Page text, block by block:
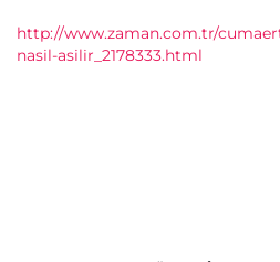
http://www.zaman.com.tr/
nasil-asilir_2178333.html